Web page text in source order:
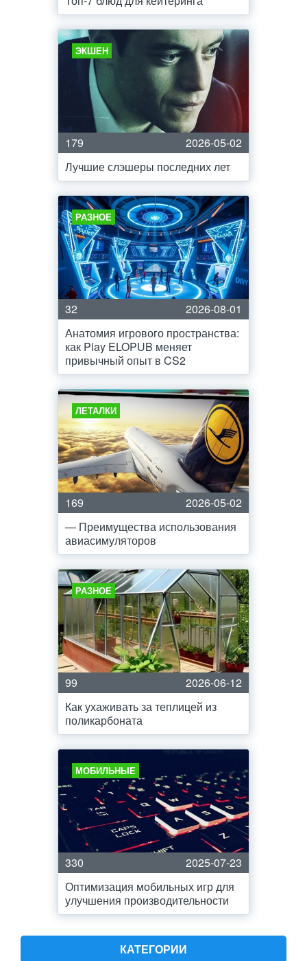
ЭКШЕН
179
2026-05-02
Лучшие слэшеры последних лет
РАЗНОЕ
32
2026-08-01
Анатомия игрового пространства:
как Play ELOPUB меняет
привычный опыт в CS2
ЛЕТАЛКИ
169
2026-05-02
— Преимущества использования
авиасимуляторов
РАЗНОЕ
99
2026-06-12
Как ухаживать за теплицей из
поликарбоната
МОБИЛЬНЫЕ
330
2025-07-23
Оптимизация мобильных игр для
улучшения производительности
КАТЕГОРИИ